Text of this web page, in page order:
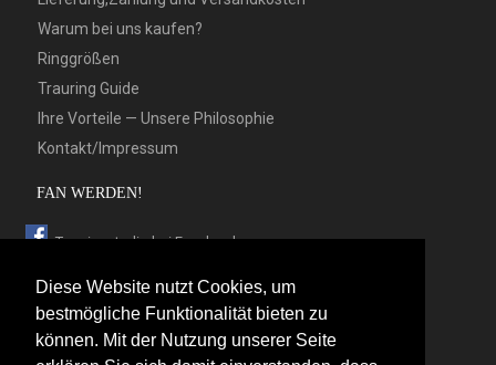
Diese Website nutzt Cookies, um
bestmögliche Funktionalität bieten zu
können. Mit der Nutzung unserer Seite
Warum bei uns kaufen?
Ringgrößen
Trauring Guide
Ihre Vorteile — Unsere Philosophie
Kontakt/Impressum
FAN WERDEN!
Trauringstudio bei Facebook
Trauringstudio bei Twitter
Trauringstudio bei Pinterest